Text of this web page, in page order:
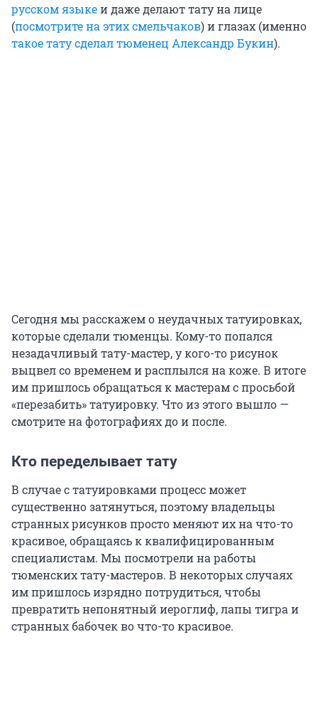
русском языкеи даже делают тату на лице
(посмотрите на этих смельчаков) и глазах (именно
такое тату сделал тюменец Александр Букин).
Сегодня мы расскажем о неудачных татуировках,
которые сделали тюменцы. Кому-то попался
незадачливый тату-мастер, у кого-то рисунок
выцвел со временем и расплылся на коже. В итоге
им пришлось обращаться к мастерам с просьбой
«перезабить» татуировку. Что из этого вышло —
смотрите на фотографиях до и после.
Кто переделывает тату
В случае с татуировками процесс может
существенно затянуться, поэтому владельцы
странных рисунков просто меняют их на что-то
красивое, обращаясь к квалифицированным
специалистам. Мы посмотрели на работы
тюменских тату-мастеров. В некоторых случаях
им пришлось изрядно потрудиться, чтобы
превратить непонятный иероглиф, лапы тигра и
странных бабочек во что-то красивое.